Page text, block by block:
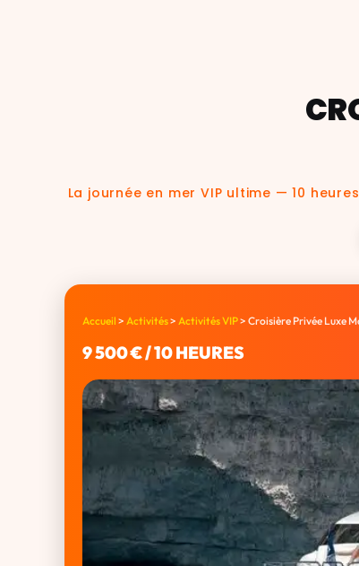
La journée en mer VIP ultime — 10
Accueil > Activités> Activités VIP> Croisière Privée Luxe
9 500 € / 10 HEURES